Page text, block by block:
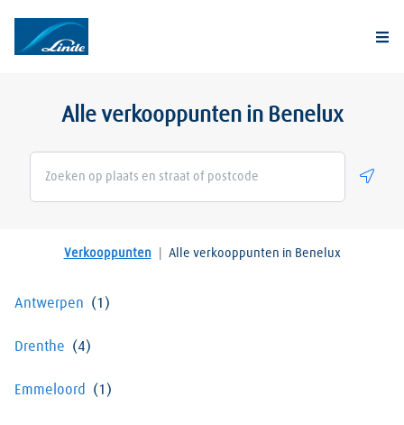
Alle verkooppunten in Benelux
Verkooppunten Alle verkooppunten in Benelux
Antwerpen
Drenthe
Emmeloord